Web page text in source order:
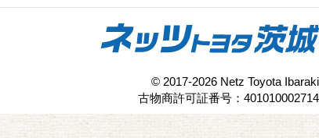
© 2017-2026 Netz Toyota Ibaraki
古物商許可証番号：401010002714